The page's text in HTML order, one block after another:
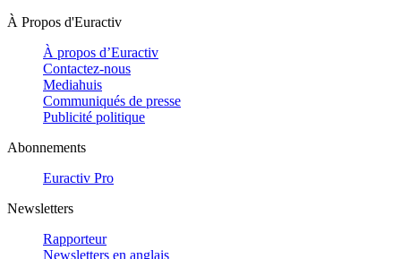
À Propos d'Euractiv
À propos d’Euractiv
Contactez-nous
Mediahuis
Communiqués de presse
Publicité politique
Abonnements
Euractiv Pro
Newsletters
Rapporteur
Newsletters en anglais